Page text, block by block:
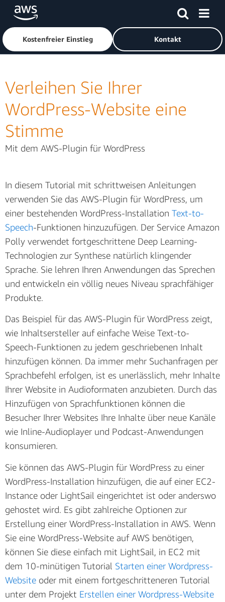
Überspringen zum Hauptinhalt
Klicken Sie hier, um zur Amazon Web Services-Startseite
Kostenfreier Einstieg Kontakt
Verleihen Sie Ihrer
WordPress-Website eine
Stimme
Mit dem AWS-Plugin für WordPress
In diesem Tutorial mit schrittweisen Anleitungen
verwenden Sie das AWS-Plugin für WordPress, um
einer bestehenden WordPress-Installation Text-to-
Speech-Funktionen hinzuzufügen. Der Service Amazon
Polly verwendet fortgeschrittene Deep Learning-
Technologien zur Synthese natürlich klingender
Sprache. Sie lehren Ihren Anwendungen das Sprechen
und entwickeln ein völlig neues Niveau sprachfähiger
Produkte.
Das Beispiel für das AWS-Plugin für WordPress zeigt,
wie Inhaltsersteller auf einfache Weise Text-to-
Speech-Funktionen zu jedem geschriebenen Inhalt
hinzufügen können. Da immer mehr Suchanfragen per
Sprachbefehl erfolgen, ist es unerlässlich, mehr Inhalte
Ihrer Website in Audioformaten anzubieten. Durch das
Hinzufügen von Sprachfunktionen können die
Besucher Ihrer Websites Ihre Inhalte über neue Kanäle
wie Inline-Audioplayer und Podcast-Anwendungen
konsumieren.
Sie können das AWS-Plugin für WordPress zu einer
WordPress-Installation hinzufügen, die auf einer EC2-
Instance oder LightSail eingerichtet ist oder anderswo
gehostet wird. Es gibt zahlreiche Optionen zur
Erstellung einer WordPress-Installation in AWS. Wenn
Sie eine WordPress-Website auf AWS benötigen,
können Sie diese einfach mit LightSail, in EC2 mit
dem 10-minütigen Tutorial Starten einer Wordpress-
Website oder mit einem fortgeschritteneren Tutorial
unter dem Projekt Erstellen einer Wordpress-Website